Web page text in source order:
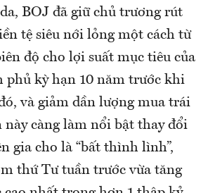
BOJ đã giữ chủ trương rút
tệ siêu nới lỏng một cách từ
độ cho lợi suất mục tiêu của
phủ kỳ hạn 10 năm trước khi
và giảm dần lượng mua trái
này càng làm nổi bật thay đổi
gia cho là “bất thình lình”,
thứ Tư tuần trước vừa tăng